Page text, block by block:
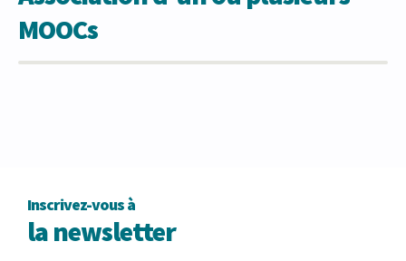
MOOCs
Inscrivez-vous à
la newsletter